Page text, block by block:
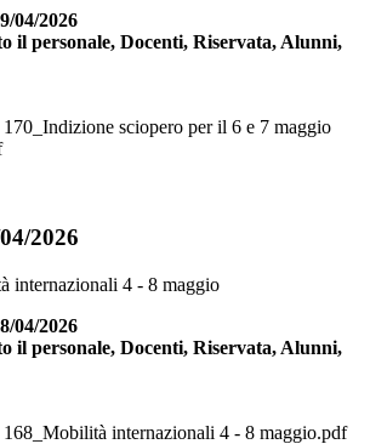
04/2026
il personale, Docenti, Riservata, Alunni,
sciopero per il 6 e 7 maggio
2026
internazionali 4 - 8 maggio
04/2026
il personale, Docenti, Riservata, Alunni,
internazionali 4 - 8 maggio.pdf